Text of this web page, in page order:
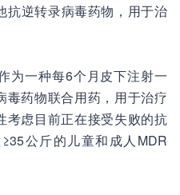
抗逆转录病毒药物，用于治
为一种每6个月皮下注射一
毒药物联合用药，用于治疗
考虑目前正在接受失败的抗
公斤的儿童和成人MDR